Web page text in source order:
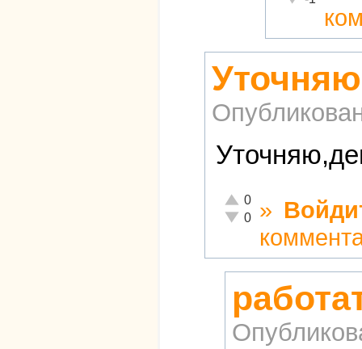
Отлично!
0
Неадекватно!
0 »